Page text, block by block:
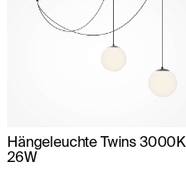
Hängeleuchte Twins 3000K
26W